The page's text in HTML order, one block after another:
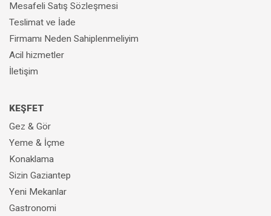
Mesafeli Satış Sözleşmesi
Teslimat ve İade
Firmamı Neden Sahiplenmeliyim
Acil hizmetler
İletişim
KEŞFET
Gez & Gör
Yeme & İçme
Konaklama
Sizin Gaziantep
Yeni Mekanlar
Gastronomi